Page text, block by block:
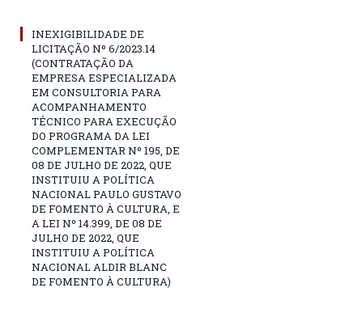
INEXIGIBILIDADE DE
LICITAÇÃO Nº 6/2023.14
(CONTRATAÇÃO DA
EMPRESA ESPECIALIZADA
EM CONSULTORIA PARA
ACOMPANHAMENTO
TÉCNICO PARA EXECUÇÃO
DO PROGRAMA DA LEI
COMPLEMENTAR Nº 195, DE
08 DE JULHO DE 2022, QUE
INSTITUIU A POLÍTICA
NACIONAL PAULO GUSTAVO
DE FOMENTO À CULTURA, E
A LEI Nº 14.399, DE 08 DE
JULHO DE 2022, QUE
INSTITUIU A POLÍTICA
NACIONAL ALDIR BLANC
DE FOMENTO À CULTURA)